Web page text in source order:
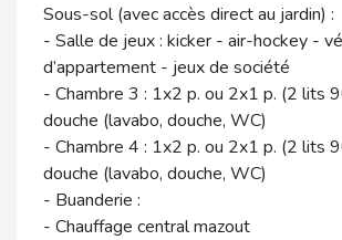
Sous-sol (avec accès direct au jardin) :
- Salle de jeux : kicker - air-hockey -
d’appartement - jeux de société
- Chambre 3 : 1x2 p. ou 2x1 p. (2 lits
douche (lavabo, douche, WC)
- Chambre 4 : 1x2 p. ou 2x1 p. (2 lits
douche (lavabo, douche, WC)
- Buanderie :
- Chauffage central mazout